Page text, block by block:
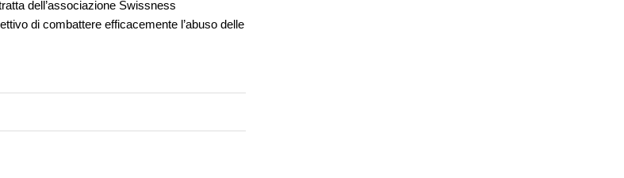
dell’associazione Swissness
di combattere efficacemente l’abuso delle